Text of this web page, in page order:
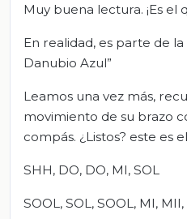
Muy buena lectura. ¡Es el
En realidad, es parte de la
Danubio Azul”
Leamos una vez más,
movimiento de su brazo
compás. ¿Listos? este es
SHH, DO, DO, MI, SOL
SOOL, SOL, SOOL, MI, MII,